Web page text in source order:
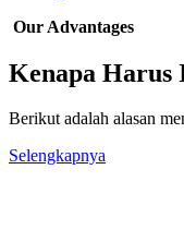
Our Advantages
Kenapa Harus
Berikut adalah alasan
Selengkapnya